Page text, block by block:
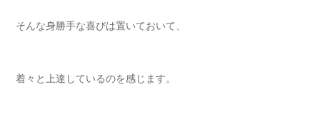
そんな身勝手な喜びは置いておいて、
着々と上達しているのを感じます。